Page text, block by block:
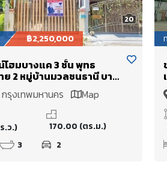
20
฿2,250,000
โฮมบางแค 3 ชั้น พุทธ
2 หมู่บ้านมวลชนธานี บาง
รางวา ใกล้รถไฟฟ้า MRT
านสวย พร้อมเข้าอยู่
กรุงเทพมหานคร Map
.ว.)
170.00 (ตร.ม.)
3 2